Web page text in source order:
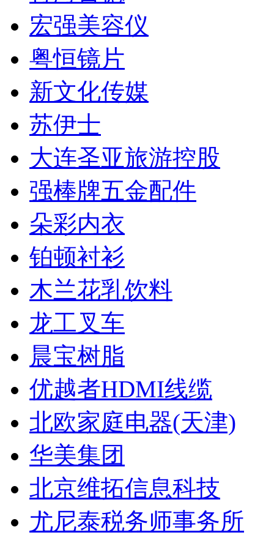
宏强美容仪
粤恒镜片
新文化传媒
苏伊士
大连圣亚旅游控股
强棒牌五金配件
朵彩内衣
铂顿衬衫
木兰花乳饮料
龙工叉车
晨宝树脂
优越者HDMI线缆
北欧家庭电器(天津)
华美集团
北京维拓信息科技
尤尼泰税务师事务所